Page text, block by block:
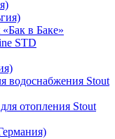
в Баке»
STD
водоснабжения Stout
отопления Stout